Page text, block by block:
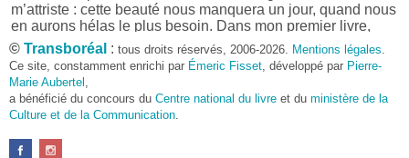
m’attriste : cette beauté nous manquera un jour, quand nous
en aurons hélas le plus besoin. Dans mon premier livre,
j’avais pris goût à me mettre dans la peau d’une bête. Outre
l’intérêt de l’exercice littéraire, il me semble que cela peut
être un bon moyen pour transmettre certains messages.
Pourquoi avoir choisi le format des nouvelles plutôt
qu’un autre ?
D’abord parce que j’aime (décidément!) en lire !
© Transboréal : tous droits réservés, 2006-2026. Mentions légales
Ce site, constamment enrichi par Émeric Fisset , développé par Pierre-
Marie Aubertel
a bénéficié du concours du Centre national du livre et du ministère de la
Culture et de la Communication